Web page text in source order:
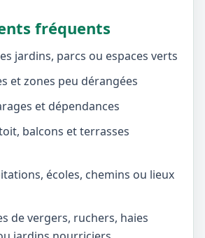
fréquents
jardins, parcs ou espaces verts
et zones peu dérangées
et dépendances
balcons et terrasses
écoles, chemins ou lieux
de vergers, ruchers, haies